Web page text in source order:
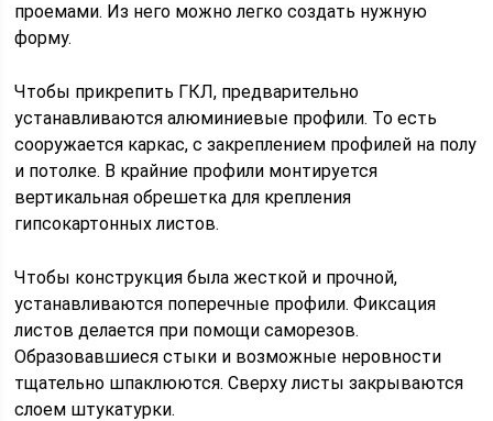
проемами. Из него можно легко создать нужную
форму.
Чтобы прикрепить ГКЛ, предварительно
устанавливаются алюминиевые профили. То есть
сооружается каркас, с закреплением профилей на полу
и потолке. В крайние профили монтируется
вертикальная обрешетка для крепления
гипсокартонных листов.
Чтобы конструкция была жесткой и прочной,
устанавливаются поперечные профили. Фиксация
листов делается при помощи саморезов.
Образовавшиеся стыки и возможные неровности
тщательно шпаклюются. Сверху листы закрываются
слоем штукатурки.